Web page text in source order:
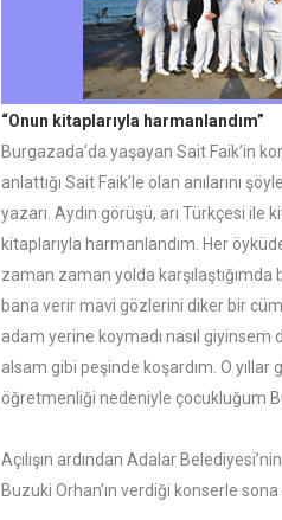
“Onun kitaplarıyla harmanlandım”
Burgazada’da yaşayan Sait Faik’in
anlattığı Sait Faik’le olan anılarını
yazarı. Aydın görüşü, arı Türkçesi ile
kitaplarıyla harmanlandım. Her
zaman zaman yolda karşılaştığımda
bana verir mavi gözlerini diker bir
adam yerine koymadı nasıl giyinsem
alsam gibi peşinde koşardım. O yıllar
öğretmenliği nedeniyle çocukluğum
Açılışın ardından Adalar
Buzuki Orhan’ın verdiği konserle sona